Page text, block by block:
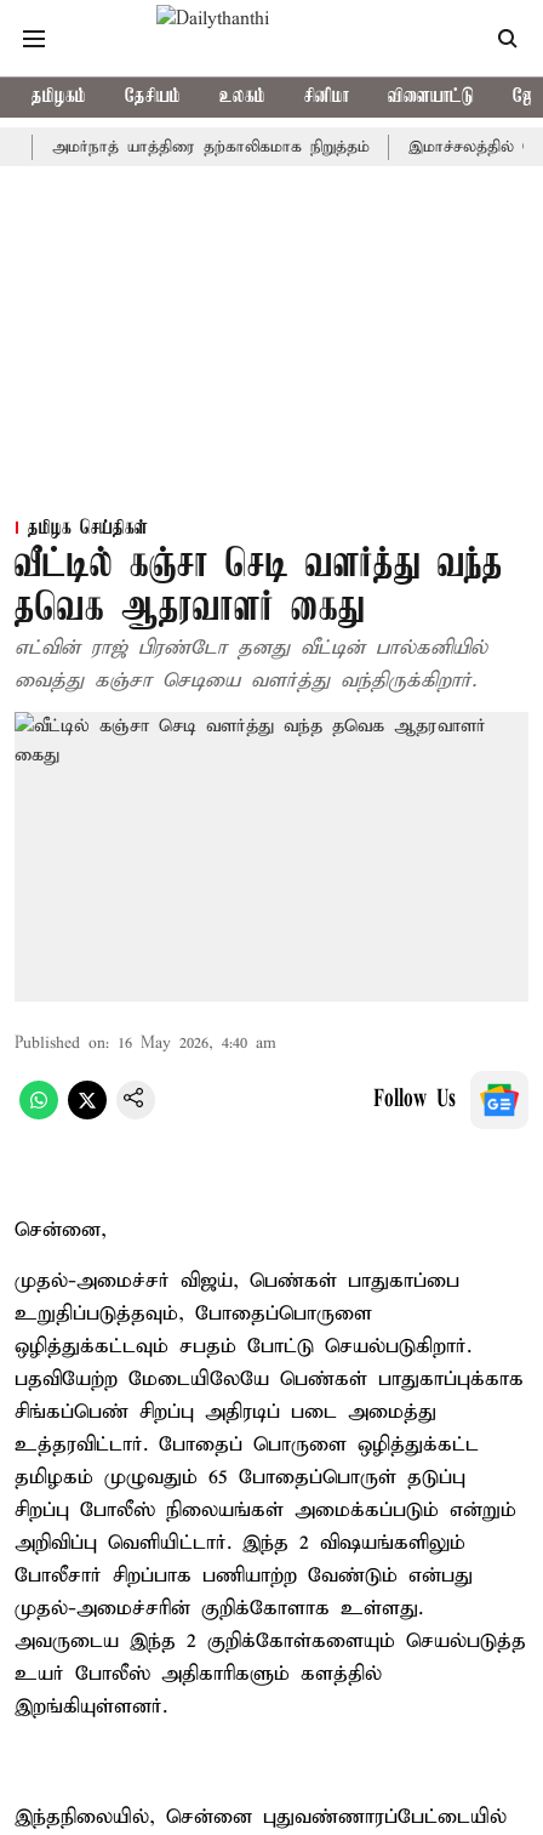
தமிழகம் தேசியம் உலகம் சினிமா விளையாட்டு
யாத்திரை தற்காலிகமாக நிறுத்தம் இமாச்சலத்தில் பேருந்து
தமிழக செய்திகள்
வீட்டில் கஞ்சா செடி வளர்த்து வந்த
தவெக ஆதரவாளர் கைது
எட்வின் ராஜ் பிரண்டோ தனது வீட்டின் பால்கனியில்
வைத்து கஞ்சா செடியை வளர்த்து வந்திருக்கிறார்.
Published on: 16 May 2026, 4:40 am
Follow Us
சென்னை,
முதல்-அமைச்சர் விஜய், பெண்கள் பாதுகாப்பை
உறுதிப்படுத்தவும், போதைப்பொருளை
ஒழித்துக்கட்டவும் சபதம் போட்டு செயல்படுகிறார்.
பதவியேற்ற மேடையிலேயே பெண்கள் பாதுகாப்புக்காக
சிங்கப்பெண் சிறப்பு அதிரடிப் படை அமைத்து
உத்தரவிட்டார். போதைப் பொருளை ஒழித்துக்கட்ட
தமிழகம் முழுவதும் 65 போதைப்பொருள் தடுப்பு
சிறப்பு போலீஸ் நிலையங்கள் அமைக்கப்படும் என்றும்
அறிவிப்பு வெளியிட்டார். இந்த 2 விஷயங்களிலும்
போலீசார் சிறப்பாக பணியாற்ற வேண்டும் என்பது
முதல்-அமைச்சரின் குறிக்கோளாக உள்ளது.
அவருடைய இந்த 2 குறிக்கோள்களையும் செயல்படுத்த
உயர் போலீஸ் அதிகாரிகளும் களத்தில்
இறங்கியுள்ளனர்.
இந்தநிலையில், சென்னை புதுவண்ணாரப்பேட்டையில்